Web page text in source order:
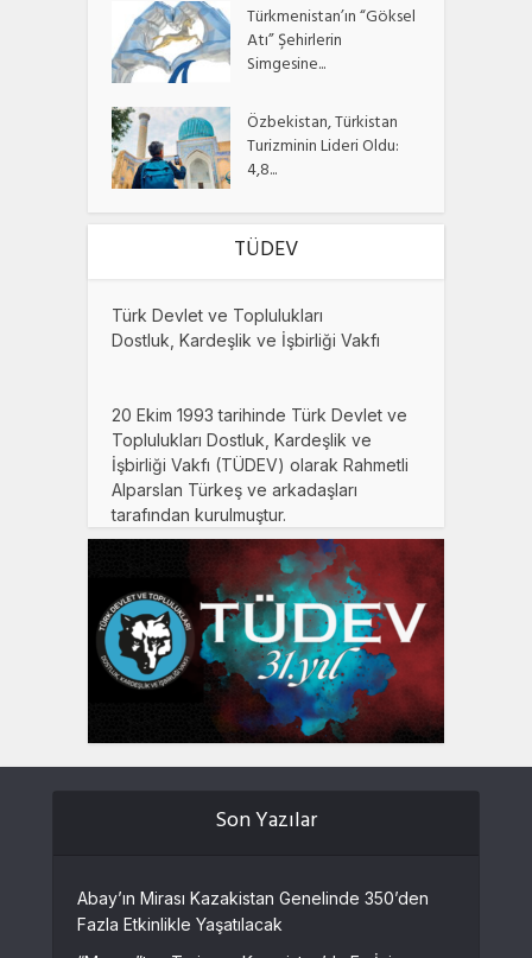
Türkmenistan’ın “Göksel
Atı” Şehirlerin
Simgesine...
Özbekistan, Türkistan
Turizminin Lideri Oldu:
4,8...
TÜDEV
Türk Devlet ve Toplulukları
Dostluk, Kardeşlik ve İşbirliği Vakfı
20 Ekim 1993 tarihinde Türk Devlet ve
Toplulukları Dostluk, Kardeşlik ve
İşbirliği Vakfı (TÜDEV) olarak Rahmetli
Alparslan Türkeş ve arkadaşları
tarafından kurulmuştur.
Son Yazılar
Abay’ın Mirası Kazakistan Genelinde 350’den
Fazla Etkinlikle Yaşatılacak